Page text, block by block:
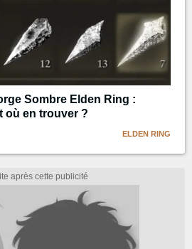
Sombre Elden Ring :
où en trouver ?
ELDEN RING